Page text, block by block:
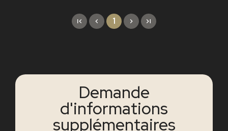
1
Demande
d'informations
supplémentaires